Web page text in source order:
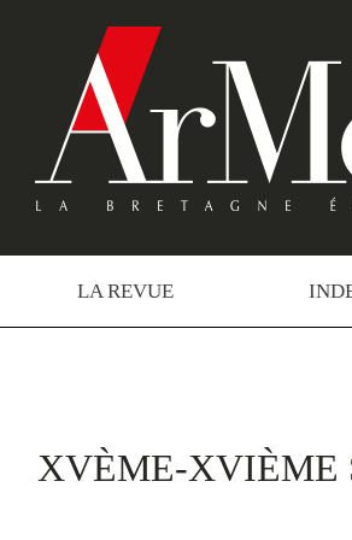
LA REVUE
XVÈME-XVIÈME